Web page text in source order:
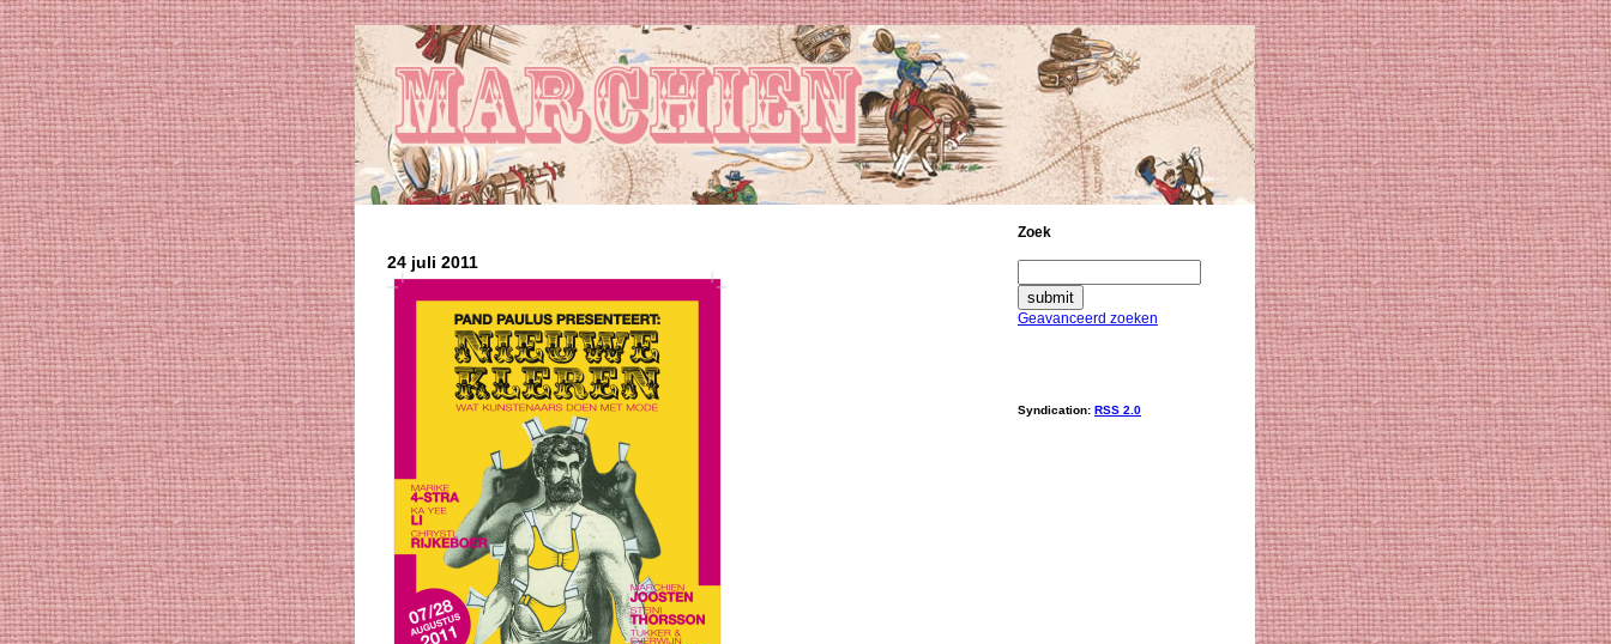
24 juli 2011
Zoek
Geavanceerd zoeken
Syndication: RSS 2.0